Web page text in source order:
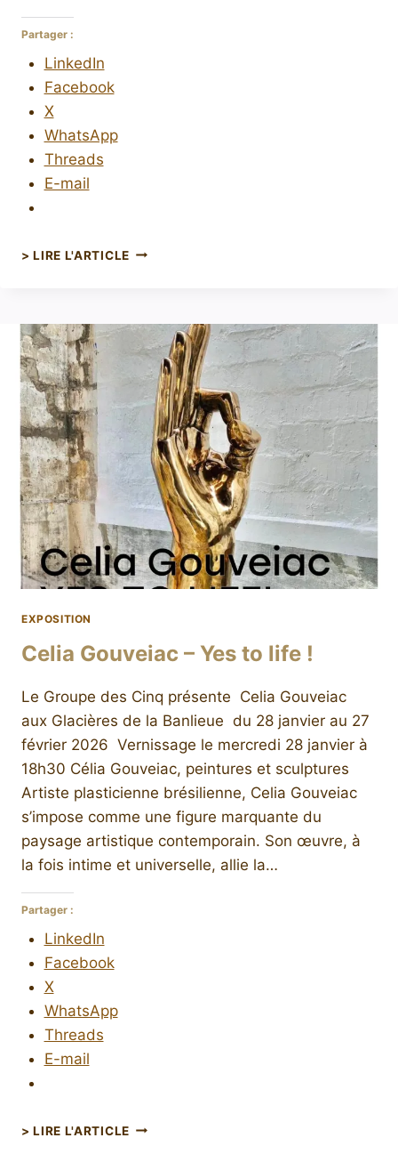
Partager :
LinkedIn
Facebook
X
WhatsApp
Threads
E-mail
> LIRE L'ARTICLE
EXPOSITION
Celia Gouveiac – Yes to life !
Le Groupe des Cinq présente Celia Gouveiac
aux Glacières de la Banlieue du 28 janvier au 27
février 2026 Vernissage le mercredi 28 janvier à
18h30 Célia Gouveiac, peintures et sculptures
Artiste plasticienne brésilienne, Celia Gouveiac
s’impose comme une figure marquante du
paysage artistique contemporain. Son œuvre, à
la fois intime et universelle, allie la…
Partager :
LinkedIn
Facebook
X
WhatsApp
Threads
E-mail
> LIRE L'ARTICLE